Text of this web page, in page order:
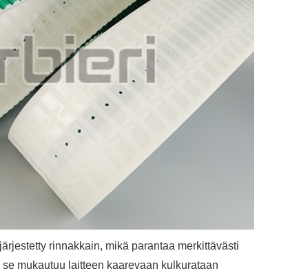
rinnakkain, mikä parantaa merkittävästi
mukautuu laitteen kaarevaan kulkurataan